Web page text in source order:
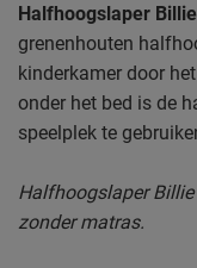
Halfhoogslaper
grenenhouten
kinderkamer door
onder het bed is de
speelplek te
Halfhoogslaper
zonder matras.